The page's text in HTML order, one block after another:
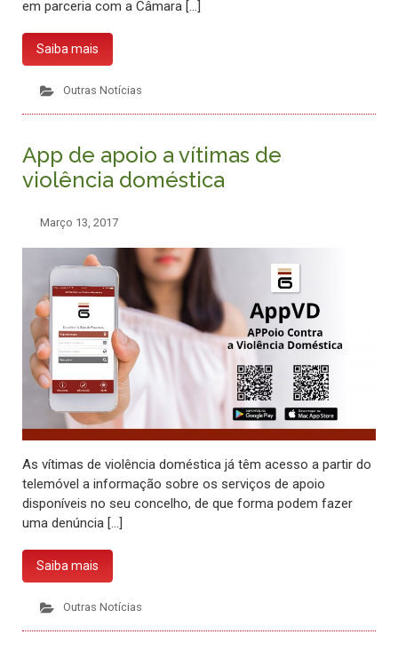
em parceria com a Câmara […]
Saiba mais
Outras Notícias
App de apoio a vítimas de
violência doméstica
Março 13, 2017
As vítimas de violência doméstica já têm acesso a partir do
telemóvel a informação sobre os serviços de apoio
disponíveis no seu concelho, de que forma podem fazer
uma denúncia […]
Saiba mais
Outras Notícias